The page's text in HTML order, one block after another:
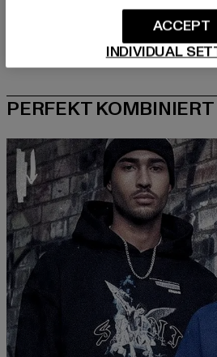
PERFEKT KOMBINIERT
INDIVIDUAL
ACCEPT